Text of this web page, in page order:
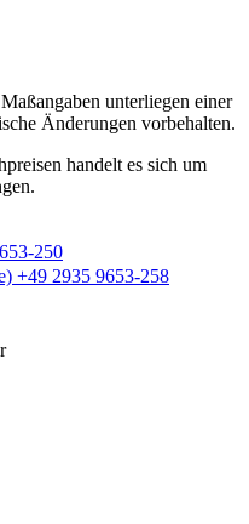
unterliegen einer
Änderungen vorbehalten.
handelt es sich um
250
+49 2935 9653-258